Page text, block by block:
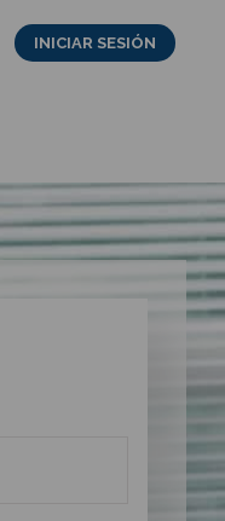
INICIAR SESIÓN